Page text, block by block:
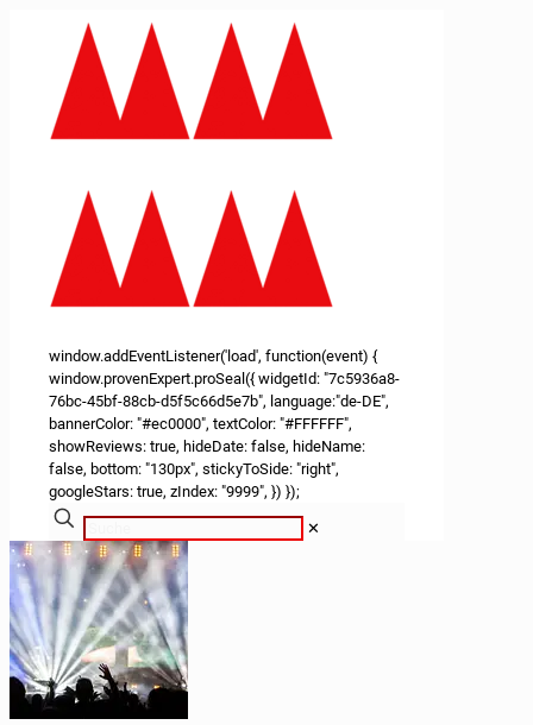
window.addEventListener('load', function(event) {
window.provenExpert.proSeal({ widgetId: "7c5936a8-
76bc-45bf-88cb-d5f5c66d5e7b", language:"de-DE",
bannerColor: "#ec0000", textColor: "#FFFFFF",
showReviews: true, hideDate: false, hideName:
false, bottom: "130px", stickyToSide: "right",
googleStars: true, zIndex: "9999", }) });
✕